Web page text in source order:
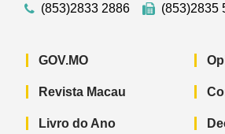
(853)2833 2886
(853)2835
GOV.MO
Revista Macau
Livro do Ano